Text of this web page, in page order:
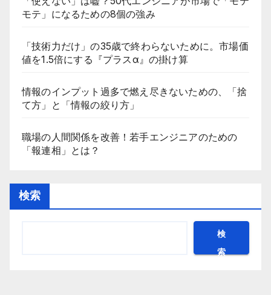
モテ」になるための8個の強み
「技術力だけ」の35歳で終わらないために。市場価
値を1.5倍にする『プラスα』の掛け算
情報のインプット過多で燃え尽きないための、「捨
て方」と「情報の絞り方」
職場の人間関係を改善！若手エンジニアのための
「報連相」とは？
検索
検
索